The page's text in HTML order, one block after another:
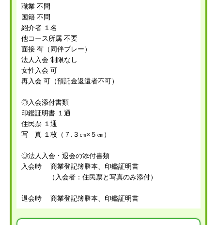
職業 不問
国籍 不問
紹介者 １名
他コース所属 不要
面接 有（同伴プレー）
法人入会 制限なし
女性入会 可
再入会 可（預託金返還者不可）
◎入会添付書類
印鑑証明書 １通
住民票 １通
写 真 １枚（７.３㎝×５㎝）
◎法人入会・退会の添付書類
入会時 商業登記簿謄本、印鑑証明書
（入会者：住民票と写真のみ添付）
退会時 商業登記簿謄本、印鑑証明書